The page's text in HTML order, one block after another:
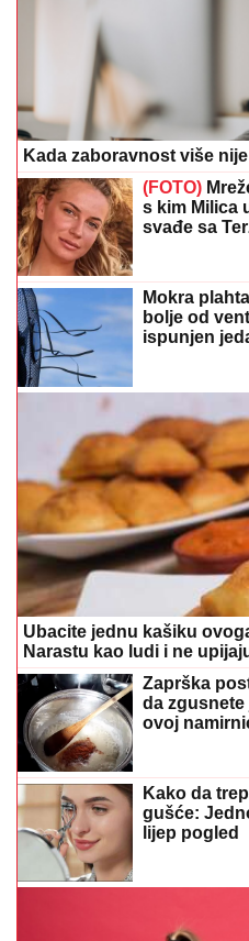
Kada zaboravnost više
(FOTO)
s kim Milica
svađe sa
Mokra
bolje od
ispunjen
Ubacite jednu kašiku
Narastu kao ludi i ne
Zaprška
da zgusnete
ovoj
Kako da
gušće:
lijep pogled